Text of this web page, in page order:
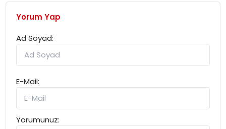
Yorum Yap
Ad Soyad:
E-Mail:
Yorumunuz: